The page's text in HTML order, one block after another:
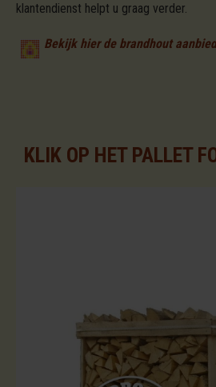
klantendienst helpt u graag verder.
Bekijk hier de brandhout